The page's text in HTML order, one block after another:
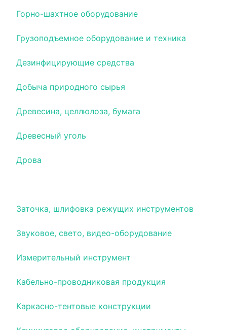
Горно-шахтное оборудование
Грузоподъемное оборудование и техника
Дезинфицирующие средства
Добыча природного сырья
Древесина, целлюлоза, бумага
Древесный уголь
Дрова
Заточка, шлифовка режущих инструментов
Звуковое, свето, видео-оборудование
Измерительный инструмент
Кабельно-проводниковая продукция
Каркасно-тентовые конструкции